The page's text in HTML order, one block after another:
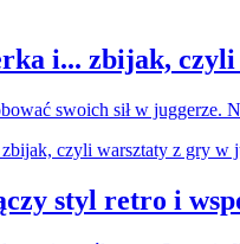
i... zbijak,
swoich sił w juggerze.
styl retro i